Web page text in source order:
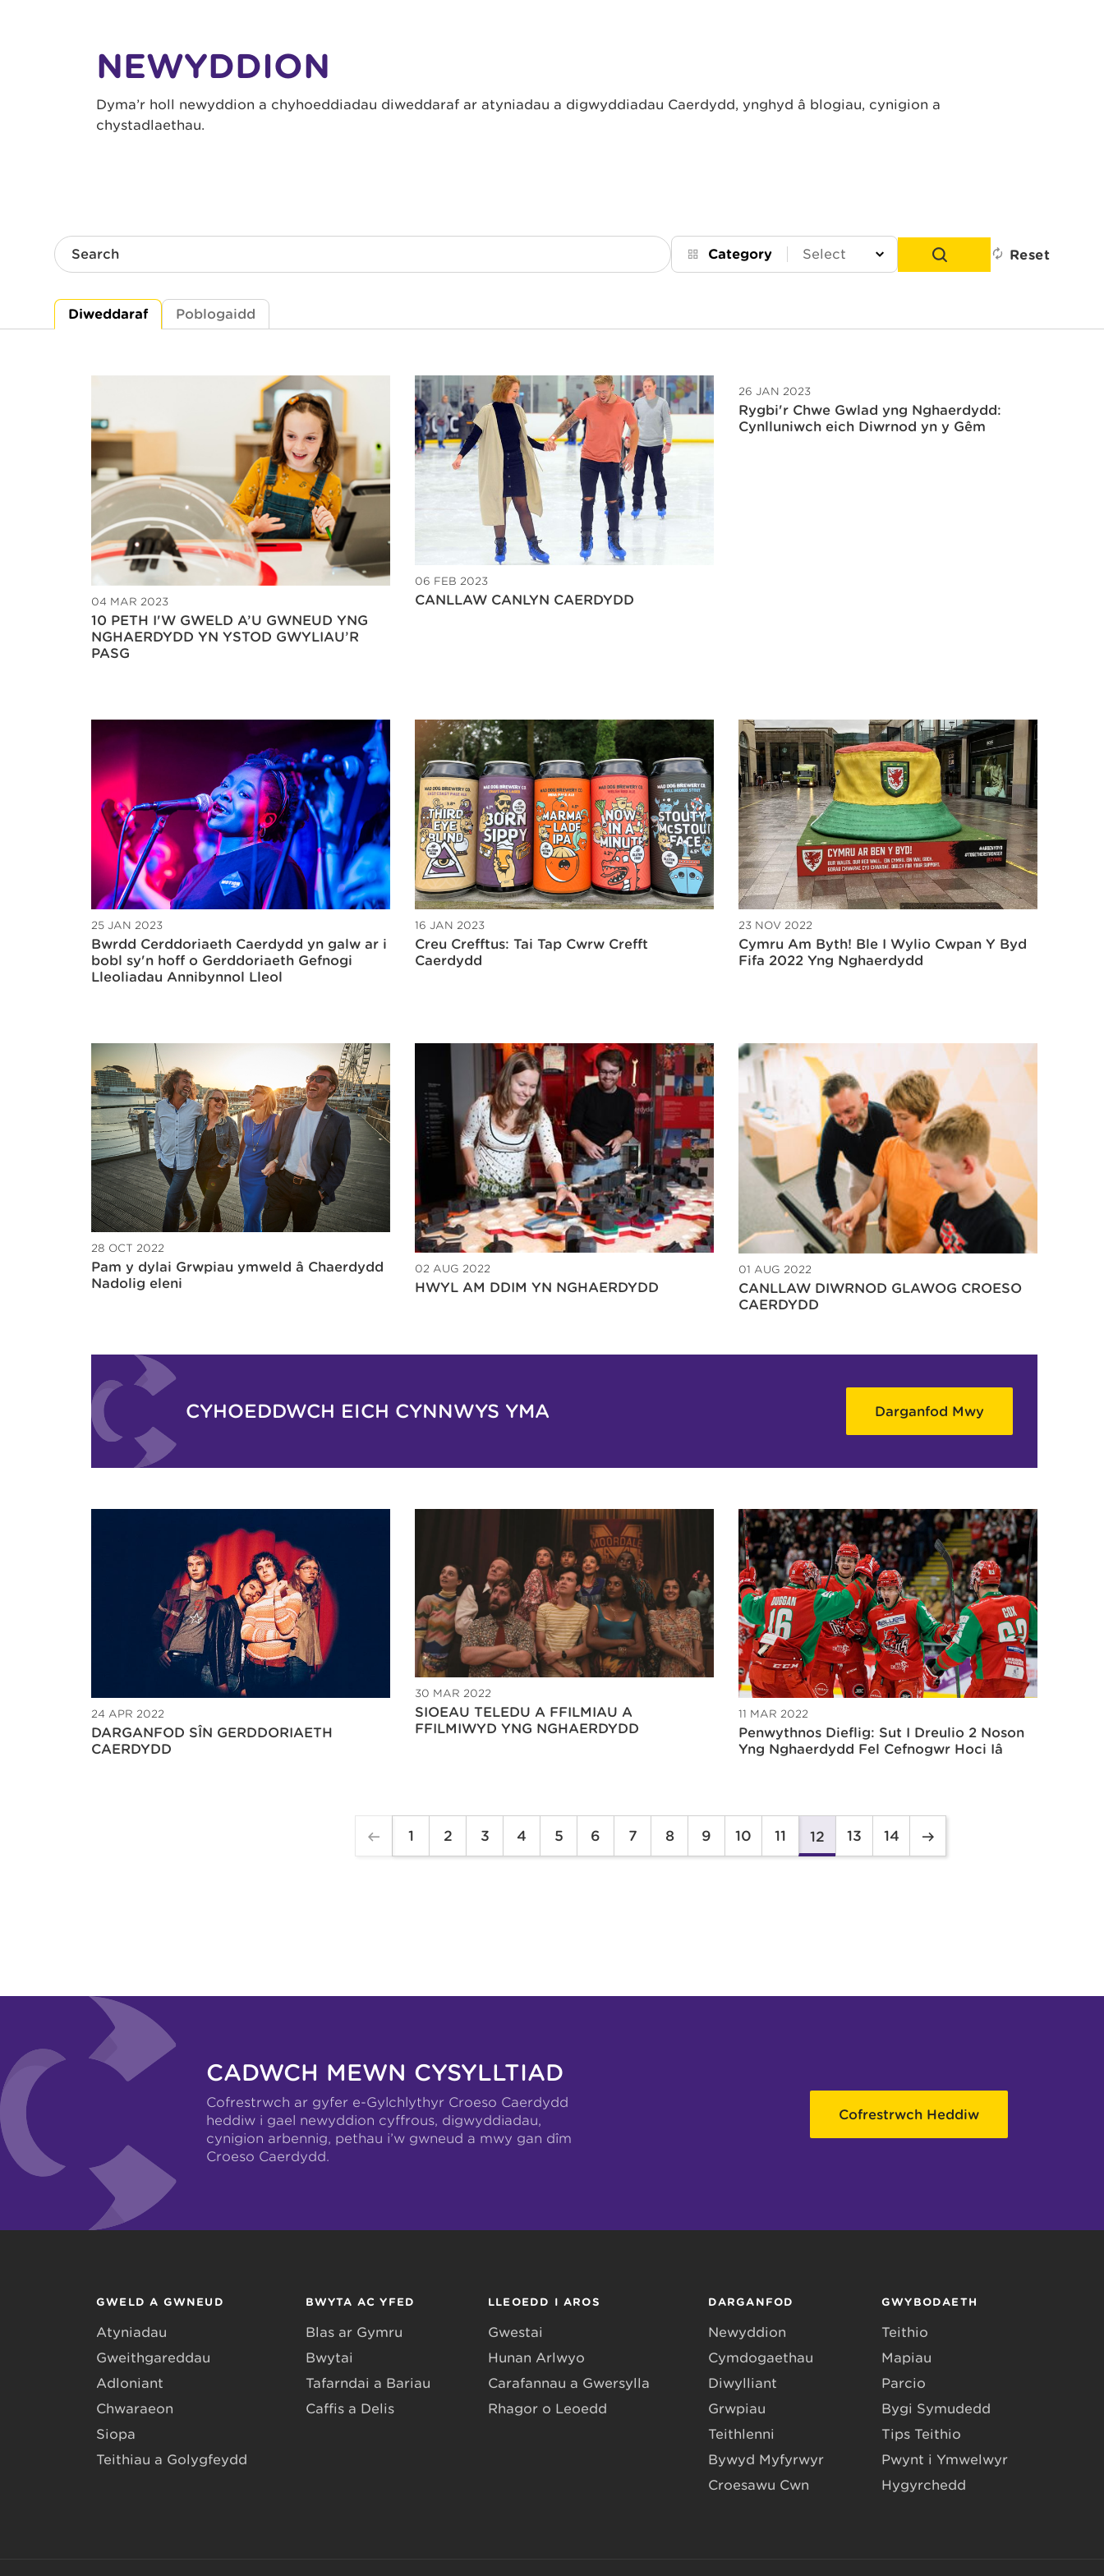
NEWYDDION
Dyma’r holl newyddion a chyhoeddiadau diweddaraf ar atyniadau a digwyddiadau Caerdydd, ynghyd â blogiau, cynigion a
chystadlaethau.
Search Category Reset
Diweddaraf Poblogaidd
04 MAR 2023
10 PETH I'W GWELD A’U GWNEUD YNG
NGHAERDYDD YN YSTOD GWYLIAU’R
PASG
06 FEB 2023
CANLLAW CANLYN CAERDYDD
26 JAN 2023
Rygbi'r Chwe Gwlad yng Nghaerdydd:
Cynlluniwch eich Diwrnod yn y Gêm
25 JAN 2023
Bwrdd Cerddoriaeth Caerdydd yn galw ar i
bobl sy'n hoff o Gerddoriaeth Gefnogi
Lleoliadau Annibynnol Lleol
16 JAN 2023
Creu Crefftus: Tai Tap Cwrw Crefft
Caerdydd
23 NOV 2022
Cymru Am Byth! Ble I Wylio Cwpan Y Byd
Fifa 2022 Yng Nghaerdydd
28 OCT 2022
Pam y dylai Grwpiau ymweld â Chaerdydd
Nadolig eleni
02 AUG 2022
HWYL AM DDIM YN NGHAERDYDD
01 AUG 2022
CANLLAW DIWRNOD GLAWOG CROESO
CAERDYDD
CYHOEDDWCH EICH CYNNWYS YMA Darganfod Mwy
24 APR 2022
DARGANFOD SÎN GERDDORIAETH
CAERDYDD
30 MAR 2022
SIOEAU TELEDU A FFILMIAU A
FFILMIWYD YNG NGHAERDYDD
11 MAR 2022
Penwythnos Dieflig: Sut I Dreulio 2 Noson
Yng Nghaerdydd Fel Cefnogwr Hoci Iâ
1 2 3 4 5 6 7 8 9 10 11 12 13 14
CADWCH MEWN CYSYLLTIAD
Cofrestrwch ar gyfer e-Gylchlythyr Croeso Caerdydd
heddiw i gael newyddion cyffrous, digwyddiadau,
cynigion arbennig, pethau i’w gwneud a mwy gan dîm
Croeso Caerdydd.
Cofrestrwch Heddiw
GWELD A GWNEUD
Atyniadau
Gweithgareddau
Adloniant
Chwaraeon
Siopa
Teithiau a Golygfeydd
BWYTA AC YFED
Blas ar Gymru
Bwytai
Tafarndai a Bariau
Caffis a Delis
LLEOEDD I AROS
Gwestai
Hunan Arlwyo
Carafannau a Gwersylla
Rhagor o Leoedd
DARGANFOD
Newyddion
Cymdogaethau
Diwylliant
Grwpiau
Teithlenni
Bywyd Myfyrwyr
Croesawu Cŵn
GWYBODAETH
Teithio
Mapiau
Parcio
Bygi Symudedd
Tips Teithio
Pwynt i Ymwelwyr
Hygyrchedd